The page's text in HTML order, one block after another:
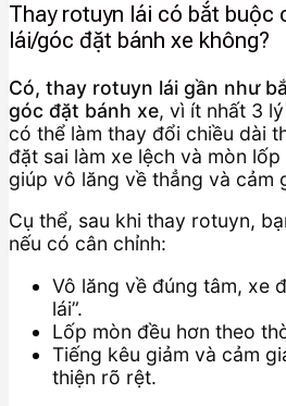
Thay rotuyn lái có bắt buộc
lái/góc đặt bánh xe không?
Có, thay rotuyn lái gần như
góc đặt bánh xe, vì ít nhất 3
có thể làm thay đổi chiều dài
đặt sai làm xe lệch và mòn
giúp vô lăng về thẳng và cảm
Cụ thể, sau khi thay rotuyn,
nếu có cân chỉnh:
Vô lăng về đúng tâm, xe
lái”.
Lốp mòn đều hơn theo
Tiếng kêu giảm và cảm
thiện rõ rệt.